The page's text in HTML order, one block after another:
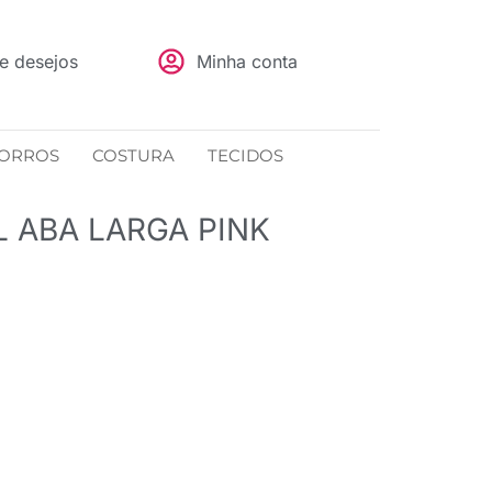
desejos Minha conta
COSTURA TECIDOS
ABA LARGA PINK